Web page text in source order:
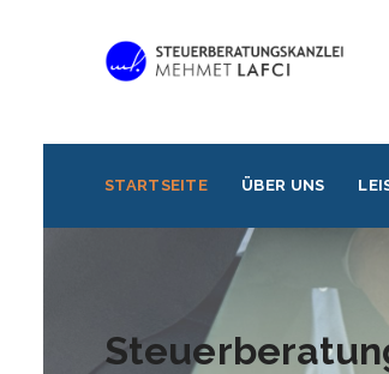
STARTSEITE ÜBER UNS